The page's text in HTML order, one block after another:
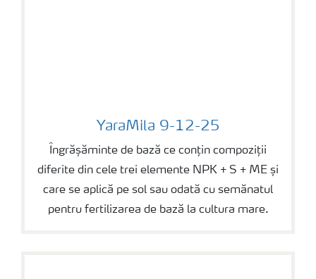
YaraMila 9-12-25
YaraMila 9-12-25
Îngrășăminte de bază ce conțin compoziții
diferite din cele trei elemente NPK + S + ME și
care se aplică pe sol sau odată cu semănatul
pentru fertilizarea de bază la cultura mare.